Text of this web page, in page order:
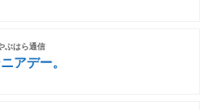
ぶはら通信
アデー。